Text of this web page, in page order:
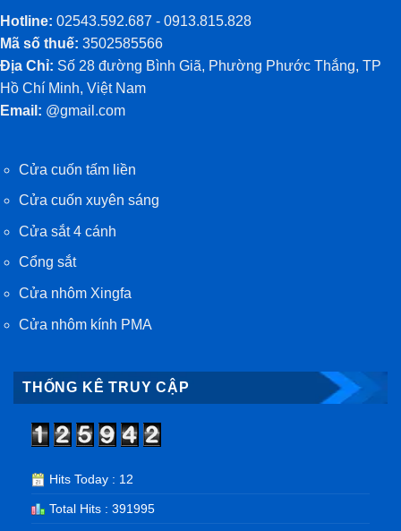
Hotline: 02543.592.687 - 0913.815.828
Mã số thuế: 3502585566
Địa Chỉ: Số 28 đường Bình Giã, Phường Phước Thắng, TP
Hồ Chí Minh, Việt Nam
Email: @gmail.com
Cửa cuốn tấm liền
Cửa cuốn xuyên sáng
Cửa sắt 4 cánh
Cổng sắt
Cửa nhôm Xingfa
Cửa nhôm kính PMA
THỐNG KÊ TRUY CẬP
Hits Today : 12
Total Hits : 391995